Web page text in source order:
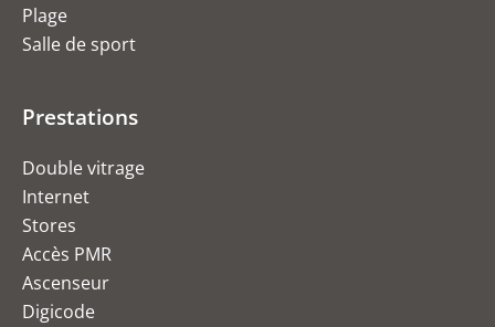
Plage
Salle de sport
Prestations
Double vitrage
Internet
Stores
Accès PMR
Ascenseur
Digicode